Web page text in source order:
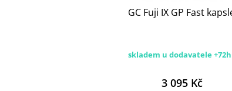
GC Fuji IX GP Fast
skladem u dodavatele +72h
3 095 Kč